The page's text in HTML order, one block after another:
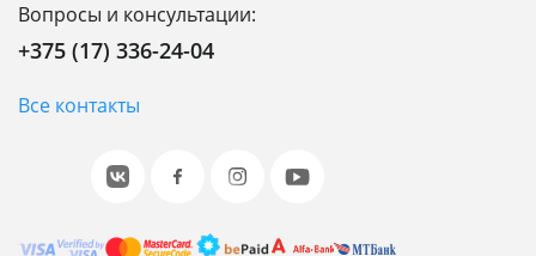
Вопросы и консультации:
+375 (17) 336-24-04
Все контакты